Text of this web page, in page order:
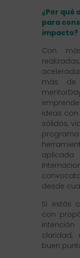
¿Por qué
para
impacto?
Con
más de
ideas
sólidos,
desde
Si estás
con
claridad,
buen